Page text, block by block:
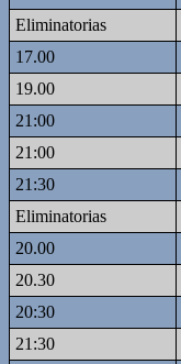
Eliminatorias
17.00
19.00
21:00
21:00
21:30
Eliminatorias
20.00
20.30
20:30
21:30